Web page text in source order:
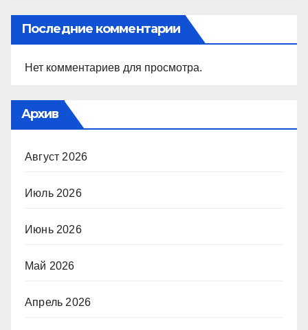
Последние комментарии
Нет комментариев для просмотра.
Архив
Август 2026
Июль 2026
Июнь 2026
Май 2026
Апрель 2026